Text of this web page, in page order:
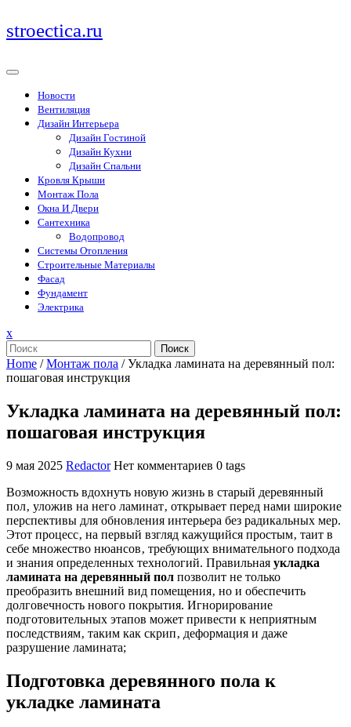
Перейти
к
stroectica.ru
Новости
Вентиляция
Дизайн Интерьера
Дизайн Гостиной
Дизайн Кухни
Дизайн Спальни
Кровля Крыши
Монтаж Пола
Окна И Двери
Сантехника
Водопровод
Системы Отопления
Строительные Материалы
Фасад
Фундамент
Электрика
xЗакрыть
меню
Поиск
Home /Монтаж пола /Укладка ламината на деревянный пол:
пошаговая инструкция
Укладка ламината на деревянный пол:
пошаговая инструкция
9 мая 2025 Redactor Нет комментариев 0 tags
Возможность вдохнуть новую жизнь в старый деревянный
пол‚ уложив на него ламинат‚ открывает перед нами широкие
перспективы для обновления интерьера без радикальных мер.
Этот процесс‚ на первый взгляд кажущийся простым‚ таит в
себе множество нюансов‚ требующих внимательного подхода
и знания определенных технологий. Правильная укладка
ламината на деревянный пол позволит не только
преобразить внешний вид помещения‚ но и обеспечить
долговечность нового покрытия. Игнорирование
подготовительных этапов может привести к неприятным
последствиям‚ таким как скрип‚ деформация и даже
разрушение ламината;
Подготовка деревянного пола к
укладке ламината